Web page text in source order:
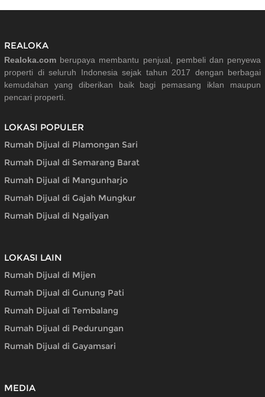
REALOKA
Realoka.com berupaya membantu penjual, pembeli dan penyewa
properti di seluruh Indonesia sejak tahun 2017 dengan berbagai
kemudahan yang diberikan baik bagi pemasang iklan maupun
pencari properti.
LOKASI POPULER
Rumah Dijual di Plamongan Sari
Rumah Dijual di Semarang Barat
Rumah Dijual di Mangunharjo
Rumah Dijual di Gajah Mungkur
Rumah Dijual di Ngaliyan
LOKASI LAIN
Rumah Dijual di Mijen
Rumah Dijual di Gunung Pati
Rumah Dijual di Tembalang
Rumah Dijual di Pedurungan
Rumah Dijual di Gayamsari
MEDIA